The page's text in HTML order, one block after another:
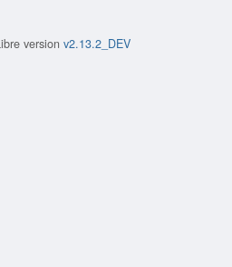
version v2.13.2_DEV